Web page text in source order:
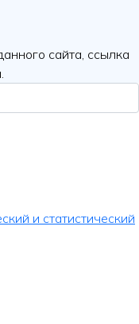
сайта, ссылка
и статистический